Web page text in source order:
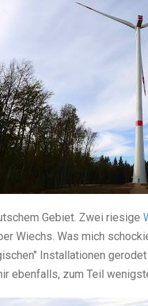
Gebiet. Zwei riesige
Wiechs. Was mich
Installationen
ebenfalls, zum Teil